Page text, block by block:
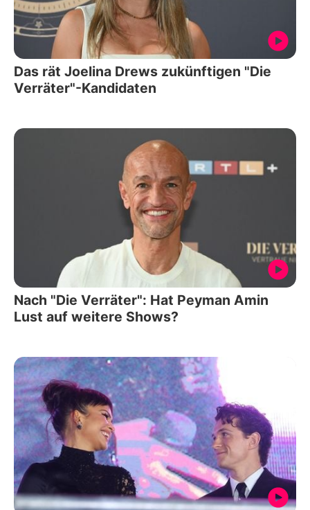
Das rät Joelina Drews zukünftigen "Die
Verräter"-Kandidaten
Nach "Die Verräter": Hat Peyman Amin
Lust auf weitere Shows?